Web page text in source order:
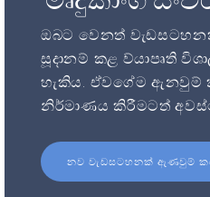
ඔබට වෙනත්
සූදානම් කළ ව්යාපෘති
හැකිය. ඒවගේම ඇනවුම්
නිර්මාණය කිරීමටත්
නව වැඩසටහනක් ඇණවුම්